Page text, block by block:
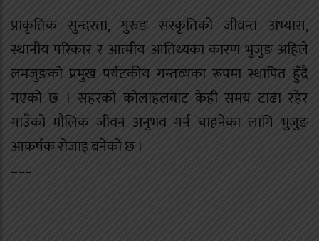
प्राकृतिक सुन्दरता, गुरुङ संस्कृतिको जीवन्त अभ्यास,
स्थानीय परिकार र आत्मीय आतिथ्यका कारण भुजुङ अहिले
लमजुङको प्रमुख पर्यटकीय गन्तव्यका रूपमा स्थापित हुँदै
गएको छ । सहरको कोलाहलबाट केही समय टाढा रहेर
गाउँको मौलिक जीवन अनुभव गर्न चाहनेका लागि भुजुङ
आकर्षक रोजाइ बनेको छ ।
–––